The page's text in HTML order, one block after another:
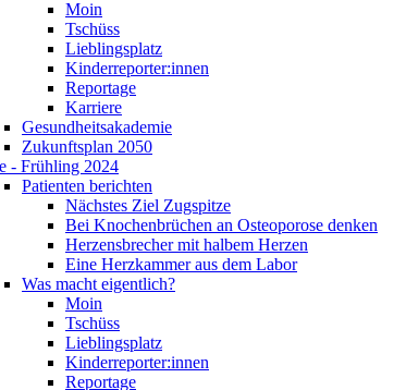
Moin
Tschüss
Lieblingsplatz
Kinderreporter:innen
Reportage
Karriere
Gesundheitsakademie
Zukunftsplan 2050
- Frühling 2024
Patienten berichten
Nächstes Ziel Zugspitze
Bei Knochenbrüchen an Osteoporose denken
Herzensbrecher mit halbem Herzen
Eine Herzkammer aus dem Labor
Was macht eigentlich?
Moin
Tschüss
Lieblingsplatz
Kinderreporter:innen
Reportage